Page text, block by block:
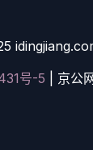
号-5 | 京公